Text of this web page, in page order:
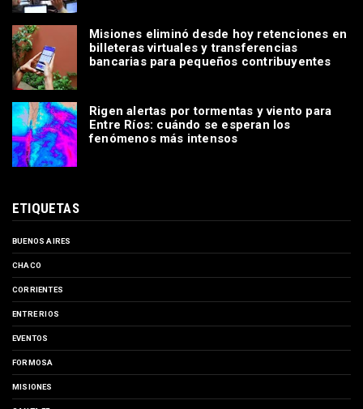
Misiones eliminó desde hoy retenciones en
billeteras virtuales y transferencias
bancarias para pequeños contribuyentes
Rigen alertas por tormentas y viento para
Entre Ríos: cuándo se esperan los
fenómenos más intensos
ETIQUETAS
BUENOS AIRES
CHACO
CORRIENTES
ENTRE RIOS
EVENTOS
FORMOSA
MISIONES